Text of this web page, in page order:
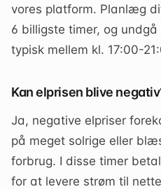
vores platform. Planlæg
6 billigste timer, og
typisk mellem kl. 17:00-
Kan elprisen blive
Ja, negative elpriser
på meget solrige eller
forbrug. I disse timer
for at levere strøm til